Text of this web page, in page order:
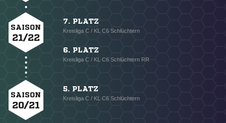
SAISON
21/22
7. PLATZ
Kreisliga C / KL C6 Schlüchtern
6. PLATZ
Kreisliga C / KL C6 Schlüchtern RR
SAISON
20/21
5. PLATZ
Kreisliga C / KL C6 Schlüchtern